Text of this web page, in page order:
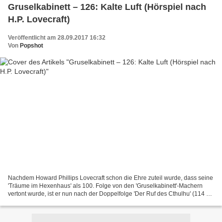
Gruselkabinett – 126: Kalte Luft (Hörspiel nach
H.P. Lovecraft)
Veröffentlicht am 28.09.2017 16:32
Von Popshot
Nachdem Howard Phillips Lovecraft schon die Ehre zuteil wurde, dass seine
'Träume im Hexenhaus' als 100. Folge von den 'Gruselkabinett'-Machern
vertont wurde, ist er nun nach der Doppelfolge 'Der Ruf des Cthulhu' (114 +